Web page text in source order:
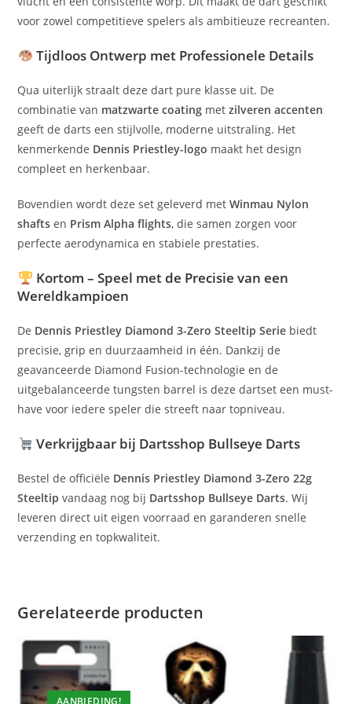
voor zowel competitieve spelers als ambitieuze recreanten.
Tijdloos Ontwerp met Professionele Details
Qua uiterlijk straalt deze dart pure klasse uit. De
combinatie van matzwarte coating metzilveren accenten
geeft de darts een stijlvolle, moderne uitstraling. Het
kenmerkende Dennis Priestley-logo maakt het design
compleet en herkenbaar.
Bovendien wordt deze set geleverd metWinmau Nylon
shafts en Prism Alpha flights, die samen zorgen voor
perfecte aerodynamica en stabiele prestaties.
Kortom – Speel met de Precisie van een
Wereldkampioen
De Dennis Priestley Diamond 3-Zero Steeltip Serie biedt
precisie, grip en duurzaamheid in één. Dankzij de
geavanceerde Diamond Fusion-technologie en de
uitgebalanceerde tungsten barrel is deze dartset een must-
have voor iedere speler die streeft naar topniveau.
Verkrijgbaar bij Dartsshop Bullseye Darts
Bestel de officiële Dennis Priestley Diamond 3-Zero 22g
Steeltip vandaag nog bij Dartsshop Bullseye Darts. Wij
leveren direct uit eigen voorraad en garanderen snelle
verzending en topkwaliteit.
Gerelateerde producten